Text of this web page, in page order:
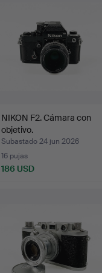
NIKON F2. Cámara con
objetivo.
Subastado 24 jun 2026
16 pujas
186 USD